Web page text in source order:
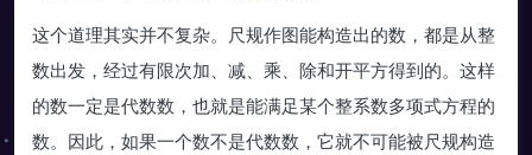
这个道理其实并不复杂。尺规作图能构造出的数，都是从整
数出发，经过有限次加、减、乘、除和开平方得到的。这样
的数一定是代数数，也就是能满足某个整系数多项式方程的
数。因此，如果一个数不是代数数，它就不可能被尺规构造